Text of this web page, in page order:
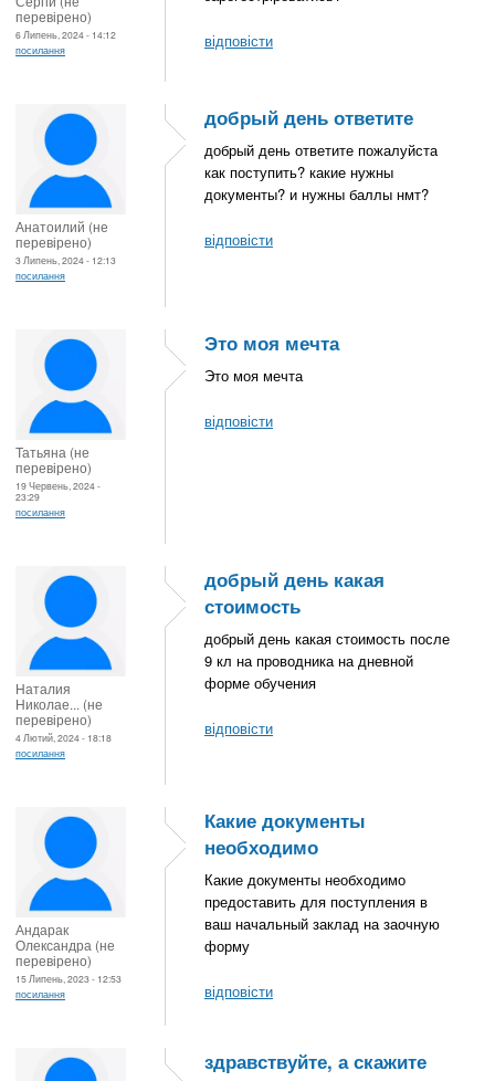
перевірено)
6 Липень, 2024 - 14:12
посилання
відповісти
Анатоилий (не
перевірено)
3 Липень, 2024 - 12:13
посилання
добрый день ответите
добрый день ответите пожалуйста
как поступить? какие нужны
документы? и нужны баллы нмт?
відповісти
Татьяна (не
перевірено)
19 Червень, 2024 -
23:29
посилання
Это моя мечта
Это моя мечта
відповісти
Наталия
Николае... (не
перевірено)
4 Лютий, 2024 - 18:18
посилання
добрый день какая
стоимость
добрый день какая стоимость после
9 кл на проводника на дневной
форме обучения
відповісти
Андарак
Олександра (не
перевірено)
15 Липень, 2023 - 12:53
посилання
Какие документы
необходимо
Какие документы необходимо
предоставить для поступления в
ваш начальный заклад на заочную
форму
відповісти
здравствуйте, а скажите